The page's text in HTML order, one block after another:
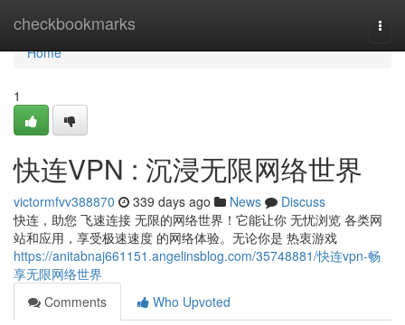
checkbookmarks
Home
Home
1
快连VPN : 沉浸无限网络世界
victormfvv388870 339 days ago News
Discuss
快连，助您 飞速连接 无限的网络世界！它能让你 无忧浏览 各类网
站和应用，享受极速速度 的网络体验。无论你是 热衷游戏
https://anitabnaj661151.angelinsblog.com/35748881/快连vpn-畅
享无限网络世界
Comments
Who Upvoted